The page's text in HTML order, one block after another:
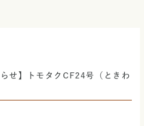
らせ】トモタクCF24号（ときわ